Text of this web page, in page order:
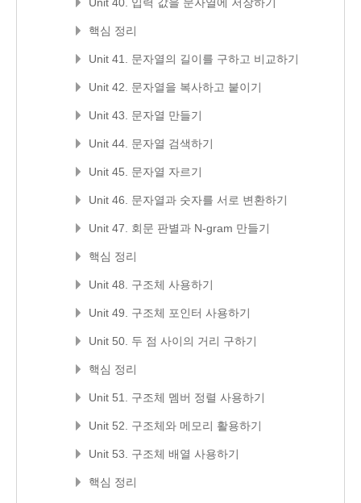
핵심 정리
Unit 41. 문자열의 길이를 구하고 비교하기
Unit 42. 문자열을 복사하고 붙이기
Unit 43. 문자열 만들기
Unit 44. 문자열 검색하기
Unit 45. 문자열 자르기
Unit 46. 문자열과 숫자를 서로 변환하기
Unit 47. 회문 판별과 N-gram 만들기
핵심 정리
Unit 48. 구조체 사용하기
Unit 49. 구조체 포인터 사용하기
Unit 50. 두 점 사이의 거리 구하기
핵심 정리
Unit 51. 구조체 멤버 정렬 사용하기
Unit 52. 구조체와 메모리 활용하기
Unit 53. 구조체 배열 사용하기
핵심 정리